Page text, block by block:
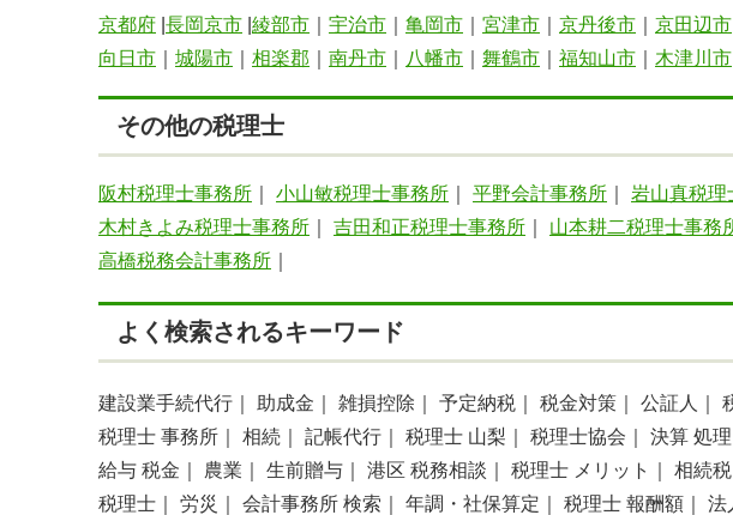
京都府 長岡京市 綾部市 宇治市 亀岡市 宮津市 京丹後市 京田辺市
向日市
城陽市 相楽郡 南丹市 八幡市 舞鶴市 福知山市 木津川市
その他の税理士
阪村税理士事務所 小山敏税理士事務所 平野会計事務所 岩山真税理
木村きよみ税理士事務所
吉田和正税理士事務所 山本耕二税理士事務
高橋税務会計事務所
よく検索されるキーワード
建設業手続代行｜ 助成金｜ 雑損控除｜ 予定納税｜ 税金対策｜ 公証人｜
税理士 事務所｜
相続｜ 記帳代行｜ 税理士 山梨｜ 税理士協会｜ 決算 処理
給与 税金｜
農業｜ 生前贈与｜ 港区 税務相談｜ 税理士 メリット｜ 相続税
税理士｜
労災｜ 会計事務所 検索｜ 年調・社保算定｜ 税理士 報酬額｜ 法